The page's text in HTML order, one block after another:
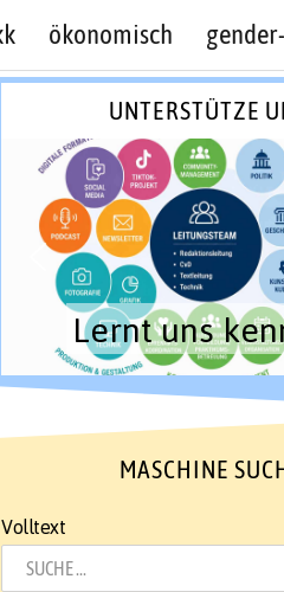
ökonomisch
UNTERSTÜTZE
Lernt uns
MASCHINE
Volltext